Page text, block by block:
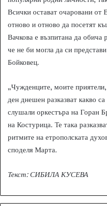
Всички остават очаровани от
отново и отново да посетят
Вачкова е възпитана да обича
че не би могла да си
Бойковец.
„Чужденците, моите
ден днешен разказват какво
слушали оркестъра на Горан
на Костурица. Те така
ритмите на етрополската
споделя Марта.
Текст: СИБИЛА КУСЕВА